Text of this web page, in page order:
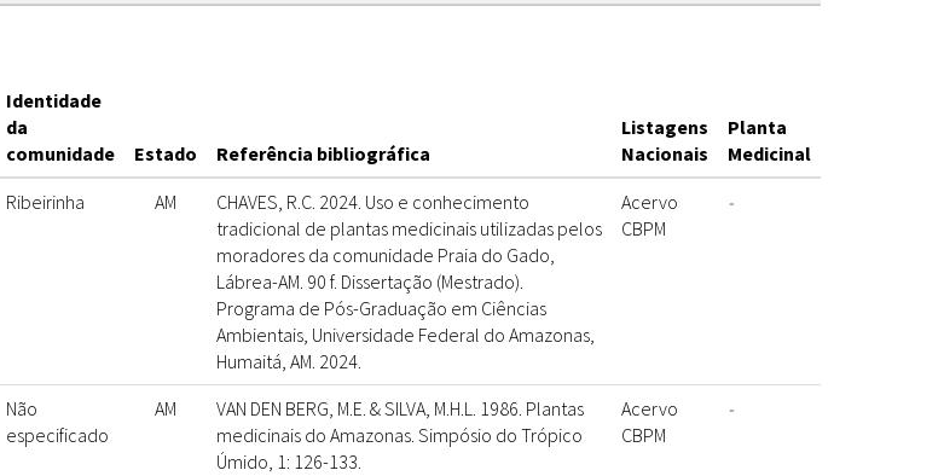
Identidade
da
comunidade
Estado Referência bibliográfica
Listagens
Nacionais
Planta
Medicinal
Ribeirinha AM
CHAVES, R.C. 2024. Uso e conhecimento
tradicional de plantas medicinais utilizadas pelos
moradores da comunidade Praia do Gado,
Lábrea-AM. 90 f. Dissertação (Mestrado).
Programa de Pós-Graduação em Ciências
Ambientais, Universidade Federal do Amazonas,
Humaitá, AM. 2024.
Acervo
CBPM
-
Não
especificado
AM
VAN DEN BERG, M.E. & SILVA, M.H.L. 1986. Plantas
medicinais do Amazonas. Simpósio do Trópico
Úmido, 1: 126-133.
Acervo
CBPM
-